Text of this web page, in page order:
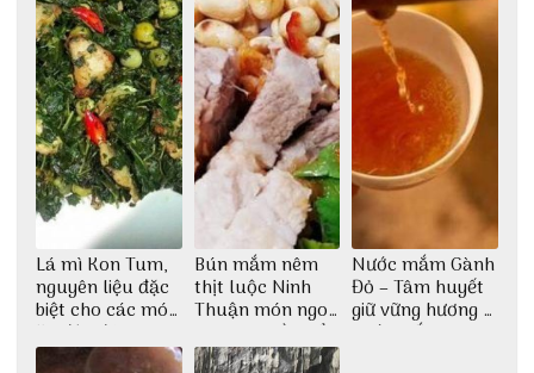
Lá mì Kon Tum,
nguyên liệu đặc
biệt cho các món
ăn độc đáo
Bún mắm nêm
thịt luộc Ninh
Thuận món ngon
dân dã miền biển
Nước mắm Gành
Đỏ – Tâm huyết
giữ vững hương vị
nước mắm sau